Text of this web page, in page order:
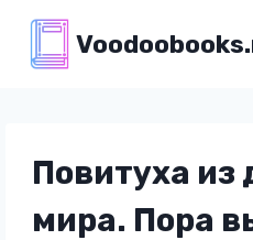
содержимому
Повитуха из
мира. Пора